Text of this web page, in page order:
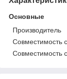
Основные
Производитель
Совместимость
Совместимость